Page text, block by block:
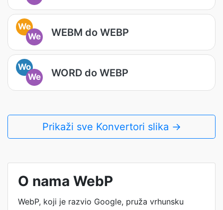
We
We
WEBM do WEBP
Wo
We
WORD do WEBP
Prikaži sve Konvertori slika →
O nama WebP
WebP, koji je razvio Google, pruža vrhunsku